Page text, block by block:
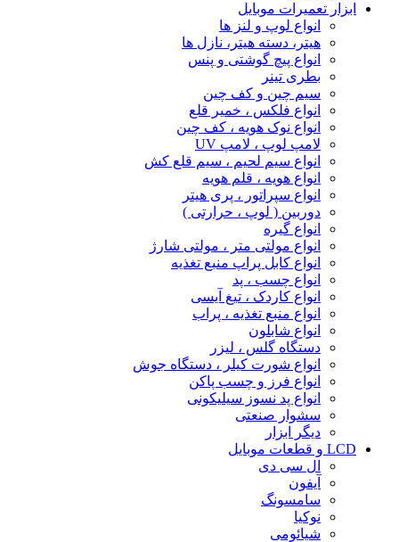
ابزار تعمیرات موبایل
انواع لوپ و لنز ها
هیتر، دسته هیتر، نازل ها
انواع پیچ‌ گوشتی و پنس
بطری تینر
سیم چین و کف چین
انواع فلکس ، خمیر قلع
انواع نوک هویه ، کف چین
لامپ لوپ ، لامپ UV
انواع سیم لحیم ، سیم قلع کش
انواع هویه ، قلم هویه
انواع سپراتور ، پری هیتر
دوربین ( لوپ ، حرارتی )
انواع گیره
انواع مولتی متر ، مولتی شارژ
انواع کابل پراپ منبع تغذیه
انواع چسب ، پد
انواع کاردک ، تیغ آیسی
انواع منبع تغذیه ، پراب
انواع شابلون
دستگاه گلس ، لیزر
انواع شورت کیلر ، دستگاه جوش
انواع فرز و چسب پاکن
انواع پد نسوز سیلیکونی
سشوار صنعتی
دیگر ابزار
LCD و قطعات موبایل
ال سی دی
آیفون
سامسونگ
نوکیا
شیائومی